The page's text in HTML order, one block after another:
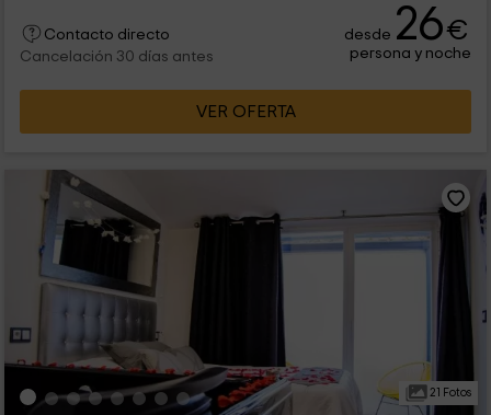
Contacto directo
Cancelación 30 días antes
desde 26€
persona y noche
VER OFERTA
21 Fotos